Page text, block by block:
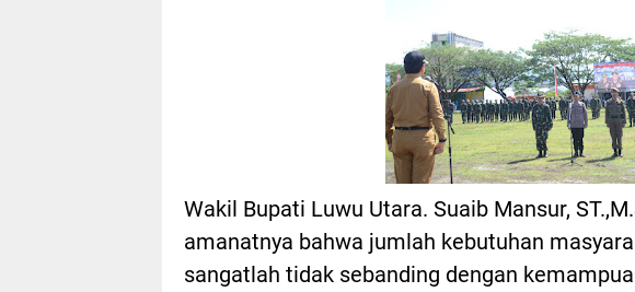
Wakil Bupati Luwu Utara. Suaib Mansur,
amanatnya bahwa jumlah kebutuhan
sangatlah tidak sebanding dengan